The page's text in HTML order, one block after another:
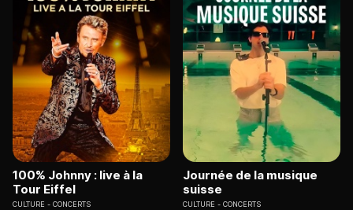
100% Johnny : live à la
Tour Eiffel
CULTURE CONCERTS
Journée de la musique
suisse
CULTURE CONCERTS